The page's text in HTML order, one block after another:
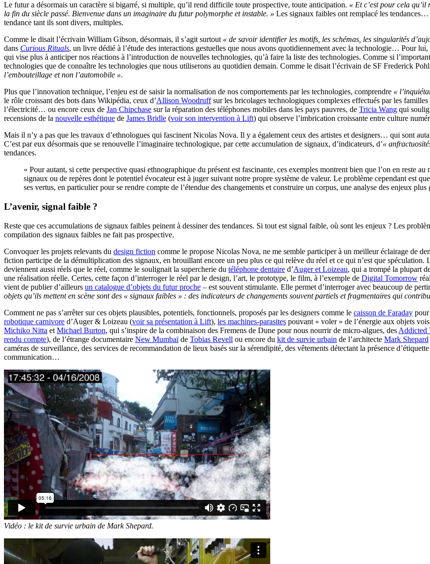
Le futur a désormais un caractère si bigarré, si multiple, qu’il rend difficile toute prospective, toute anticipation. « Et c’est pour cela qu’il
la fin du siècle passé. Bienvenue dans un imaginaire du futur polymorphe et instable. » Les signaux faibles ont remplacé les
tendance tant ils sont divers, multiples.
Comme le disait l’écrivain William Gibson, désormais, il s’agit surtout « de savoir identifier les motifs, les schémas, les singularités
dans Curious Rituals, un livre dédié à l’étude des interactions gestuelles que nous avons quotidiennement avec la technologie… Pour
qui vise plus à anticiper nos réactions à l’introduction de nouvelles technologies, qu’à faire la liste des technologies. Comme si
technologies que de connaître les technologies que nous utiliserons au quotidien demain. Comme le disait l’écrivain de SF Frederick
l’embouteillage et non l’automobile ».
Plus que l’innovation technique, l’enjeu est de saisir la normalisation de nos comportements par les technologies, comprendre «
le rôle croissant des bots dans Wikipédia, ceux d’Allison Woodruffsur les bricolages technologiques complexes effectués par les
l’électricité… ou encore ceux de Jan Chipchase sur la réparation des téléphones mobiles dans les pays pauvres, de Tricia Wang qui
recensions de la nouvelle esthétique de James Bridle (voir son intervention à Lift) qui observe l’imbrication croissante entre culture
Mais il n’y a pas que les travaux d’ethnologues qui fascinent Nicolas Nova. Il y a également ceux des artistes et designers… qui sont
C’est par eux désormais que se renouvelle l’imaginaire technologique, par cette accumulation de signaux, d’indicateurs, d’«
tendances.
« Pour autant, si cette perspective quasi ethnographique du présent est fascinante, ces exemples montrent bien que l’on en reste
signaux ou de repères dont le potentiel évocateur est à juger suivant notre propre système de valeur. Le problème cependant est
ses vertus, en particulier pour se rendre compte de l’étendue des changements et construire un corpus, une analyse des enjeux
L’avenir, signal faible ?
Reste que ces accumulations de signaux faibles peinent à dessiner des tendances. Si tout est signal faible, où sont les enjeux ? Les
compilation des signaux faibles ne fait pas prospective.
Convoquer les projets relevants du design fiction comme le propose Nicolas Nova, ne me semble participer à un meilleur éclairage de
fiction participe de la démultiplication des signaux, en brouillant encore un peu plus ce qui relève du réel et ce qui n’est que spéculation.
deviennent aussi réels que le réel, comme le soulignait la supercherie du téléphone dentaire d’Auger et Loizeau, qui a trompé la plupart
une réalisation réelle. Certes, cette façon d’interroger le réel par le design, l’art, le prototype, le film, à l’exemple de Digital Tomorrow
vient de publier d’ailleurs un catalogue d’objets du futur proche – est souvent stimulante. Elle permet d’interroger avec beaucoup de
objets qu’ils mettent en scène sont des « signaux faibles » : des indicateurs de changements souvent partiels et fragmentaires qui
Comment ne pas s’arrêter sur ces objets plausibles, potentiels, fonctionnels, proposés par les designers comme le caisson de Faraday pour
robotique carnivore d’Auger & Loizeau (voir sa présentation à Lift), les machines-parasites pouvant « voler » de l’énergie aux objets
Michiko Nitta et Michael Burton, qui s’inspire de la combinaison des Fremens de Dune pour nous nourrir de micro-algues, des Addicted
rendu compte), de l’étrange documentaire New Mumbaïde Tobias Revell ou encore du kit de survie urbain de l’architecte Mark Shepard
caméras de surveillance, des services de recommandation de lieux basés sur la sérendipité, des vêtements détectant la présence
communication…
Vidéo : le kit de survie urbain de Mark Shepard.